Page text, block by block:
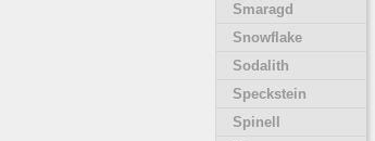
Smaragd
Snowflake
Sodalith
Speckstein
Spinell